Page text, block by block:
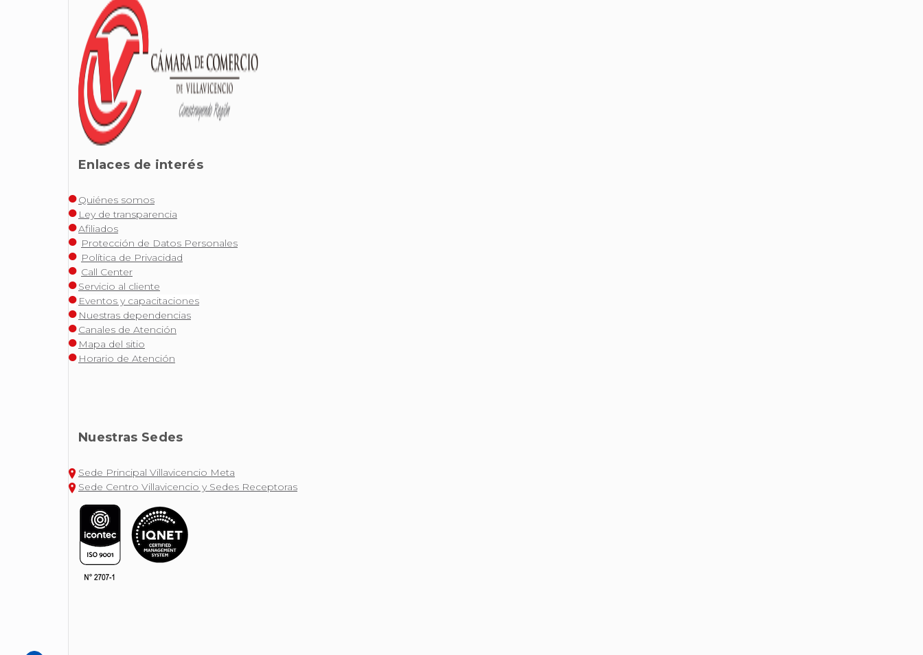
Enlaces de interés
Quiénes somos
Ley de transparencia
Afiliados
Protección de Datos Personales
Política de Privacidad
Call Center
Servicio al cliente
Eventos y capacitaciones
Nuestras dependencias
Canales de Atención
Mapa del sitio
Horario de Atención
Nuestras Sedes
Sede Principal Villavicencio Meta
Sede Centro Villavicencio y Sedes Receptoras